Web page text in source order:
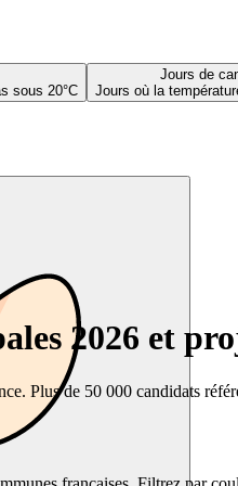
sous 20°C
Jours de
Jours où la
2026 et
Plus de 50 000 candidats